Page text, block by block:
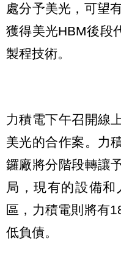
處分予美光，可望
獲得美光HBM後段
製程技術。
力積電下午召開線
美光的合作案。力
鑼廠將分階段轉讓
局，現有的設備
區，力積電則將有
低負債。